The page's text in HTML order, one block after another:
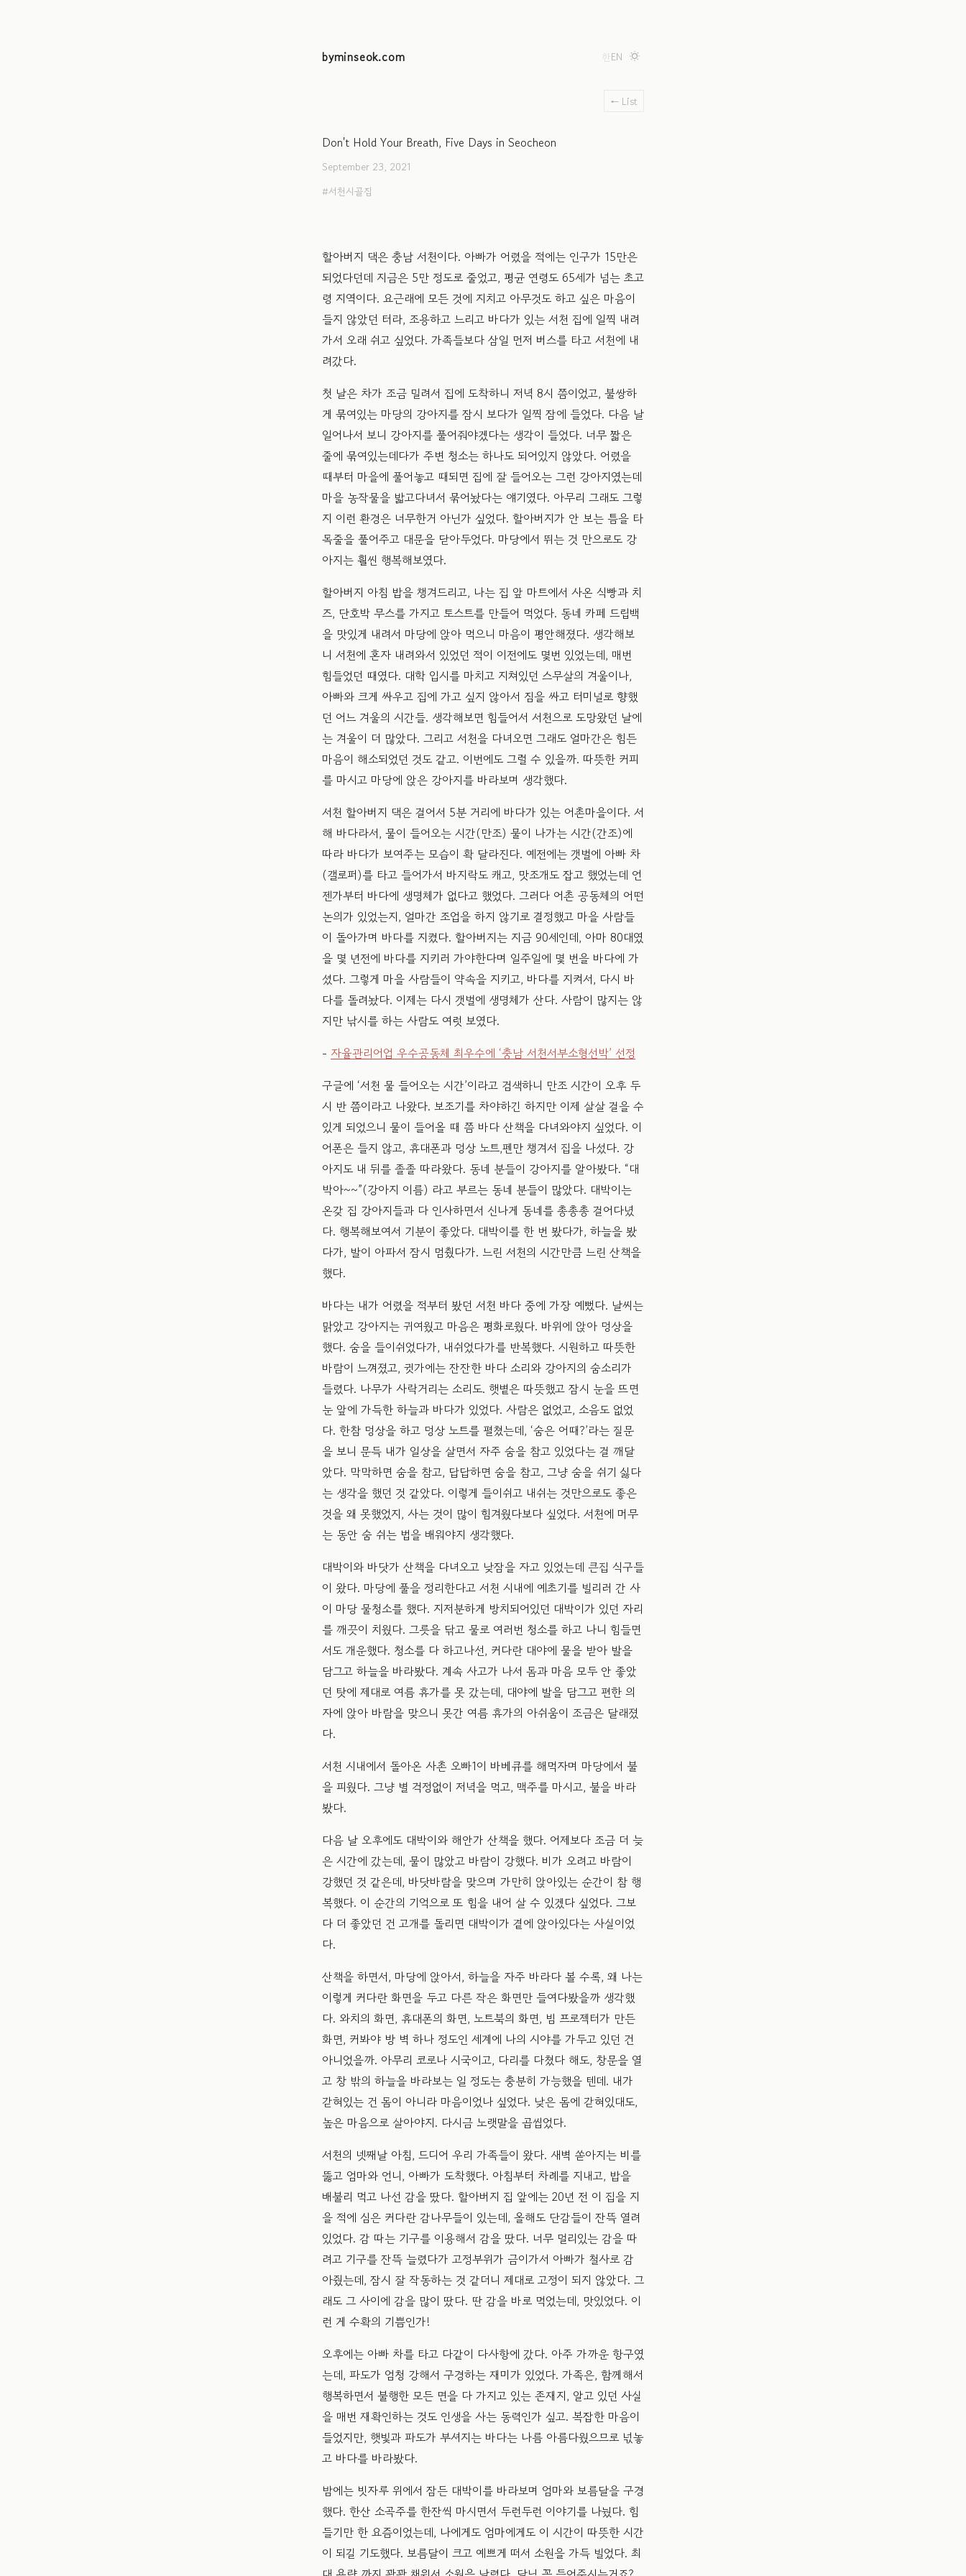
byminseok.com 한EN
← List
Don't Hold Your Breath, Five Days in Seocheon
September 23, 2021
서천시골집
할아버지 댁은 충남 서천이다. 아빠가 어렸을 적에는 인구가 15만은
되었다던데 지금은 5만 정도로 줄었고, 평균 연령도 65세가 넘는 초고
령 지역이다. 요근래에 모든 것에 지치고 아무것도 하고 싶은 마음이
들지 않았던 터라, 조용하고 느리고 바다가 있는 서천 집에 일찍 내려
가서 오래 쉬고 싶었다. 가족들보다 삼일 먼저 버스를 타고 서천에 내
려갔다.
​첫 날은 차가 조금 밀려서 집에 도착하니 저녁 8시 쯤이었고, 불쌍하
게 묶여있는 마당의 강아지를 잠시 보다가 일찍 잠에 들었다. 다음 날
일어나서 보니 강아지를 풀어줘야겠다는 생각이 들었다. 너무 짧은
줄에 묶여있는데다가 주변 청소는 하나도 되어있지 않았다. 어렸을
때부터 마을에 풀어놓고 때되면 집에 잘 들어오는 그런 강아지였는데
마을 농작물을 밟고다녀서 묶어놨다는 얘기였다. 아무리 그래도 그렇
지 이런 환경은 너무한거 아닌가 싶었다. 할아버지가 안 보는 틈을 타
목줄을 풀어주고 대문을 닫아두었다. 마당에서 뛰는 것 만으로도 강
아지는 훨씬 행복해보였다.
​할아버지 아침 밥을 챙겨드리고, 나는 집 앞 마트에서 사온 식빵과 치
즈, 단호박 무스를 가지고 토스트를 만들어 먹었다. 동네 카페 드립백
을 맛있게 내려서 마당에 앉아 먹으니 마음이 평안해졌다. 생각해보
니 서천에 혼자 내려와서 있었던 적이 이전에도 몇번 있었는데, 매번
힘들었던 때였다. 대학 입시를 마치고 지쳐있던 스무살의 겨울이나,
아빠와 크게 싸우고 집에 가고 싶지 않아서 짐을 싸고 터미널로 향했
던 어느 겨울의 시간들. 생각해보면 힘들어서 서천으로 도망왔던 날에
는 겨울이 더 많았다. 그리고 서천을 다녀오면 그래도 얼마간은 힘든
마음이 해소되었던 것도 같고. 이번에도 그럴 수 있을까. 따뜻한 커피
를 마시고 마당에 앉은 강아지를 바라보며 생각했다.
​서천 할아버지 댁은 걸어서 5분 거리에 바다가 있는 어촌마을이다. 서
해 바다라서, 물이 들어오는 시간(만조) 물이 나가는 시간(간조)에
따라 바다가 보여주는 모습이 확 달라진다. 예전에는 갯벌에 아빠 차
(갤로퍼)를 타고 들어가서 바지락도 캐고, 맛조개도 잡고 했었는데 언
젠가부터 바다에 생명체가 없다고 했었다. 그러다 어촌 공동체의 어떤
논의가 있었는지, 얼마간 조업을 하지 않기로 결정했고 마을 사람들
이 돌아가며 바다를 지켰다. 할아버지는 지금 90세인데, 아마 80대였
을 몇 년전에 바다를 지키러 가야한다며 일주일에 몇 번을 바다에 가
셨다. 그렇게 마을 사람들이 약속을 지키고, 바다를 지켜서, 다시 바
다를 돌려놨다. 이제는 다시 갯벌에 생명체가 산다. 사람이 많지는 않
지만 낚시를 하는 사람도 여럿 보였다.
​- 자율관리어업 우수공동체 최우수에 ‘충남 서천서부소형선박’ 선정
구글에 ‘서천 물 들어오는 시간’이라고 검색하니 만조 시간이 오후 두
시 반 쯤이라고 나왔다. 보조기를 차야하긴 하지만 이제 살살 걸을 수
있게 되었으니 물이 들어올 때 쯤 바다 산책을 다녀와야지 싶었다. 이
어폰은 들지 않고, 휴대폰과 멍상 노트,펜만 챙겨서 집을 나섰다. 강
아지도 내 뒤를 졸졸 따라왔다. 동네 분들이 강아지를 알아봤다. “대
박아~~”(강아지 이름) 라고 부르는 동네 분들이 많았다. 대박이는
온갖 집 강아지들과 다 인사하면서 신나게 동네를 총총총 걸어다녔
다. 행복해보여서 기분이 좋았다. 대박이를 한 번 봤다가, 하늘을 봤
다가, 발이 아파서 잠시 멈췄다가. 느린 서천의 시간만큼 느린 산책을
했다.
​바다는 내가 어렸을 적부터 봤던 서천 바다 중에 가장 예뻤다. 날씨는
맑았고 강아지는 귀여웠고 마음은 평화로웠다. 바위에 앉아 멍상을
했다. 숨을 들이쉬었다가, 내쉬었다가를 반복했다. 시원하고 따뜻한
바람이 느껴졌고, 귓가에는 잔잔한 바다 소리와 강아지의 숨소리가
들렸다. 나무가 사락거리는 소리도. 햇볕은 따뜻했고 잠시 눈을 뜨면
눈 앞에 가득한 하늘과 바다가 있었다. 사람은 없었고, 소음도 없었
다. 한참 멍상을 하고 멍상 노트를 펼쳤는데, ‘숨은 어때?’라는 질문
을 보니 문득 내가 일상을 살면서 자주 숨을 참고 있었다는 걸 깨달
았다. 막막하면 숨을 참고, 답답하면 숨을 참고, 그냥 숨을 쉬기 싫다
는 생각을 했던 것 같았다. 이렇게 들이쉬고 내쉬는 것만으로도 좋은
것을 왜 못했었지, 사는 것이 많이 힘겨웠다보다 싶었다. 서천에 머무
는 동안 숨 쉬는 법을 배워야지 생각했다.
대박이와 바닷가 산책을 다녀오고 낮잠을 자고 있었는데 큰집 식구들
이 왔다. 마당에 풀을 정리한다고 서천 시내에 예초기를 빌리러 간 사
이 마당 물청소를 했다. 지저분하게 방치되어있던 대박이가 있던 자리
를 깨끗이 치웠다. 그릇을 닦고 물로 여러번 청소를 하고 나니 힘들면
서도 개운했다. 청소를 다 하고나선, 커다란 대야에 물을 받아 발을
담그고 하늘을 바라봤다. 계속 사고가 나서 몸과 마음 모두 안 좋았
던 탓에 제대로 여름 휴가를 못 갔는데, 대야에 발을 담그고 편한 의
자에 앉아 바람을 맞으니 못간 여름 휴가의 아쉬움이 조금은 달래졌
다.
​서천 시내에서 돌아온 사촌 오빠1이 바베큐를 해먹자며 마당에서 불
을 피웠다. 그냥 별 걱정없이 저녁을 먹고, 맥주를 마시고, 불을 바라
봤다.
다음 날 오후에도 대박이와 해안가 산책을 했다. 어제보다 조금 더 늦
은 시간에 갔는데, 물이 많았고 바람이 강했다. 비가 오려고 바람이
강했던 것 같은데, 바닷바람을 맞으며 가만히 앉아있는 순간이 참 행
복했다. 이 순간의 기억으로 또 힘을 내어 살 수 있겠다 싶었다. 그보
다 더 좋았던 건 고개를 돌리면 대박이가 곁에 앉아있다는 사실이었
다.
산책을 하면서, 마당에 앉아서, 하늘을 자주 바라다 볼 수록, 왜 나는
이렇게 커다란 화면을 두고 다른 작은 화면만 들여다봤을까 생각했
다. 와치의 화면, 휴대폰의 화면, 노트북의 화면, 빔 프로젝터가 만든
화면, 커봐야 방 벽 하나 정도인 세계에 나의 시야를 가두고 있던 건
아니었을까. 아무리 코로나 시국이고, 다리를 다쳤다 해도, 창문을 열
고 창 밖의 하늘을 바라보는 일 정도는 충분히 가능했을 텐데. 내가
갇혀있는 건 몸이 아니라 마음이었나 싶었다. 낮은 몸에 갇혀있대도,
높은 마음으로 살아야지. 다시금 노랫말을 곱씹었다.
​서천의 넷째날 아침, 드디어 우리 가족들이 왔다. 새벽 쏟아지는 비를
뚫고 엄마와 언니, 아빠가 도착했다. 아침부터 차례를 지내고, 밥을
배불리 먹고 나선 감을 땄다. 할아버지 집 앞에는 20년 전 이 집을 지
을 적에 심은 커다란 감나무들이 있는데, 올해도 단감들이 잔뜩 열려
있었다. 감 따는 기구를 이용해서 감을 땄다. 너무 멀리있는 감을 따
려고 기구를 잔뜩 늘렸다가 고정부위가 금이가서 아빠가 철사로 감
아줬는데, 잠시 잘 작동하는 것 같더니 제대로 고정이 되지 않았다. 그
래도 그 사이에 감을 많이 땄다. 딴 감을 바로 먹었는데, 맛있었다. 이
런 게 수확의 기쁨인가!
​오후에는 아빠 차를 타고 다같이 다사항에 갔다. 아주 가까운 항구였
는데, 파도가 엄청 강해서 구경하는 재미가 있었다. 가족은, 함께해서
행복하면서 불행한 모든 면을 다 가지고 있는 존재지, 알고 있던 사실
을 매번 재확인하는 것도 인생을 사는 동력인가 싶고. 복잡한 마음이
들었지만, 햇빛과 파도가 부셔지는 바다는 나름 아름다웠으므로 넋놓
고 바다를 바라봤다.
​밤에는 빗자루 위에서 잠든 대박이를 바라보며 엄마와 보름달을 구경
했다. 한산 소곡주를 한잔씩 마시면서 두런두런 이야기를 나눴다. 힘
들기만 한 요즘이었는데, 나에게도 엄마에게도 이 시간이 따뜻한 시간
이 되길 기도했다. 보름달이 크고 예쁘게 떠서 소원을 가득 빌었다. 최